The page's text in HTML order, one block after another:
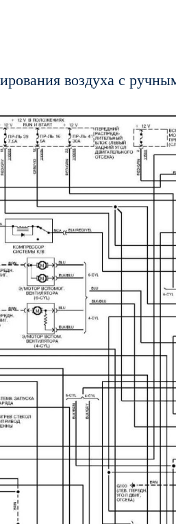
воздуха с